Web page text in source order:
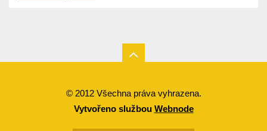
© 2012 Všechna práva vyhrazena.
Vytvořeno službou Webnode